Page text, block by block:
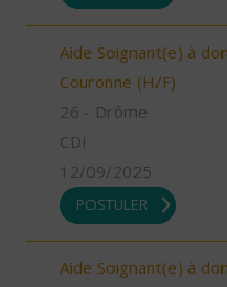
Aide Soignant(e) à
Couronne (H/F)
26 - Drôme
CDI
12/09/2025
POSTULER
Aide Soignant(e) à